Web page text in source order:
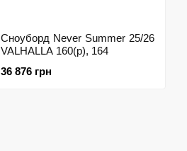
Сноуборд Never Summer 25/26
VALHALLA 160(р), 164
36 876 грн